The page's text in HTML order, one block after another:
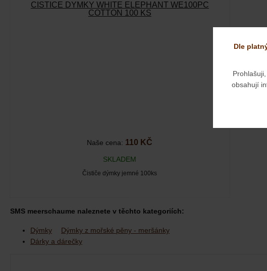
ČISTIČE DÝMKY WHITE ELEPHANT WE100PC
COTTON 100 KS
Naše cena: 110 KČ
SKLADEM
Čističe dýmky jemné 100ks
SMS meerschaume naleznete v těchto kategoriích:
Dýmky
Dýmky z mořské pěny - meršánky
Dárky a dárečky
Dle
obsahují